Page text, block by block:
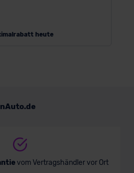
heute
vom Vertragshändler vor Ort